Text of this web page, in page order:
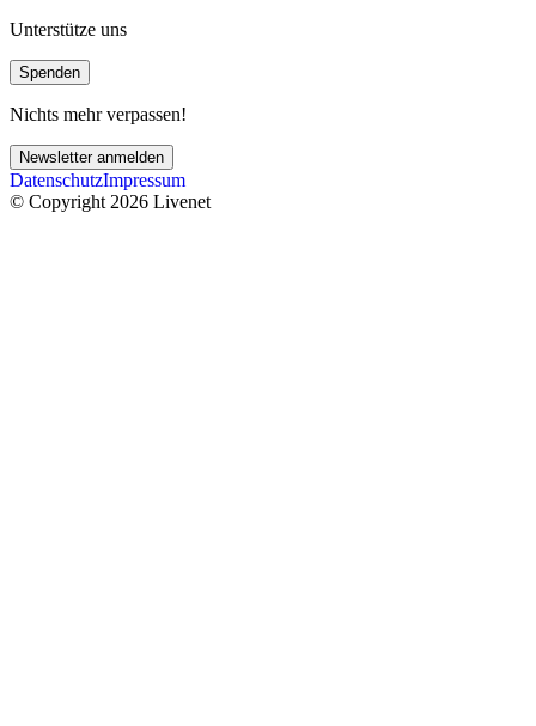
Unterstütze uns
Spenden
Nichts mehr verpassen!
Newsletter anmelden
DatenschutzImpressum
© Copyright 2026 Livenet